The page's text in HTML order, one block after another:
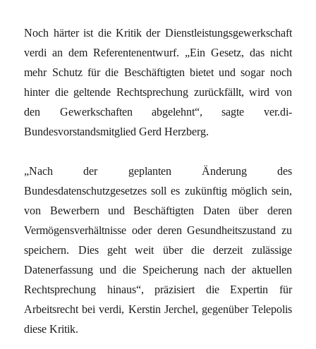
Noch härter ist die Kritik der Dienstleistungsgewerkschaft
verdi an dem Referentenentwurf. „Ein Gesetz, das nicht
mehr Schutz für die Beschäftigten bietet und sogar noch
hinter die geltende Rechtsprechung zurückfällt, wird von
den Gewerkschaften abgelehnt“, sagte ver.di-
Bundesvorstandsmitglied Gerd Herzberg.
„Nach der geplanten Änderung des
Bundesdatenschutzgesetzes soll es zukünftig möglich sein,
von Bewerbern und Beschäftigten Daten über deren
Vermögensverhältnisse oder deren Gesundheitszustand zu
speichern. Dies geht weit über die derzeit zulässige
Datenerfassung und die Speicherung nach der aktuellen
Rechtsprechung hinaus“, präzisiert die Expertin für
Arbeitsrecht bei verdi, Kerstin Jerchel, gegenüber Telepolis
diese Kritik.